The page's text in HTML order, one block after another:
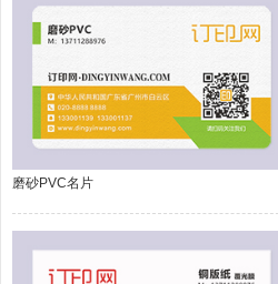
磨砂PVC名片